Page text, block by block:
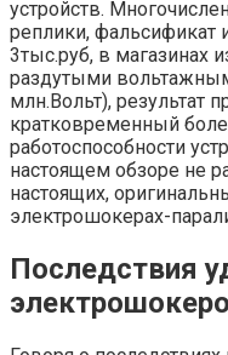
устройств.
реплики, фальсификат
3тыс.руб, в магазинах
раздутыми
млн.Вольт), результат
кратковременный
работоспособности
настоящем обзоре не
настоящих,
электрошокерах-
Последствия